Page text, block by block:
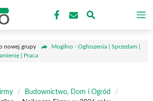
nowej grupy
Mogilno - Ogłoszenia | Sprzedam |
| Praca
/ Budownictwo, Dom i Ogród
/